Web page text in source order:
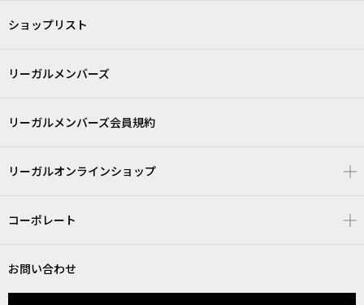
ショップリスト
リーガルメンバーズ
リーガルメンバーズ会員規約
リーガルオンラインショップ
コーポレート
お問い合わせ